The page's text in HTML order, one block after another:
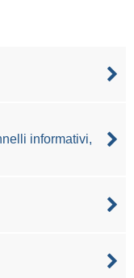
informativi,